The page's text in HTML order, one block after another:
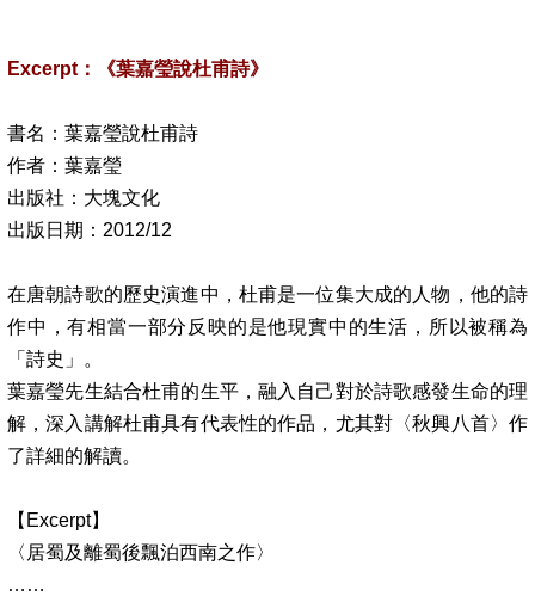
Excerpt ：《葉嘉瑩說杜甫詩》
書名：葉嘉瑩說杜甫詩
作者：葉嘉瑩
出版社：大塊文化
出版日期： 2012/12
在唐朝詩歌的歷史演進中，杜甫是一位集大成的人物，他的詩
作中，有相當一部分反映的是他現實中的生活，所以被稱為
「詩史」。
葉嘉瑩先生結合杜甫的生平，融入自己對於詩歌感發生命的理
解，深入講解杜甫具有代表性的作品，尤其對〈秋興八首〉作
了詳細的解讀。
【 Excerpt】
〈居蜀及離蜀後飄泊西南之作〉
……